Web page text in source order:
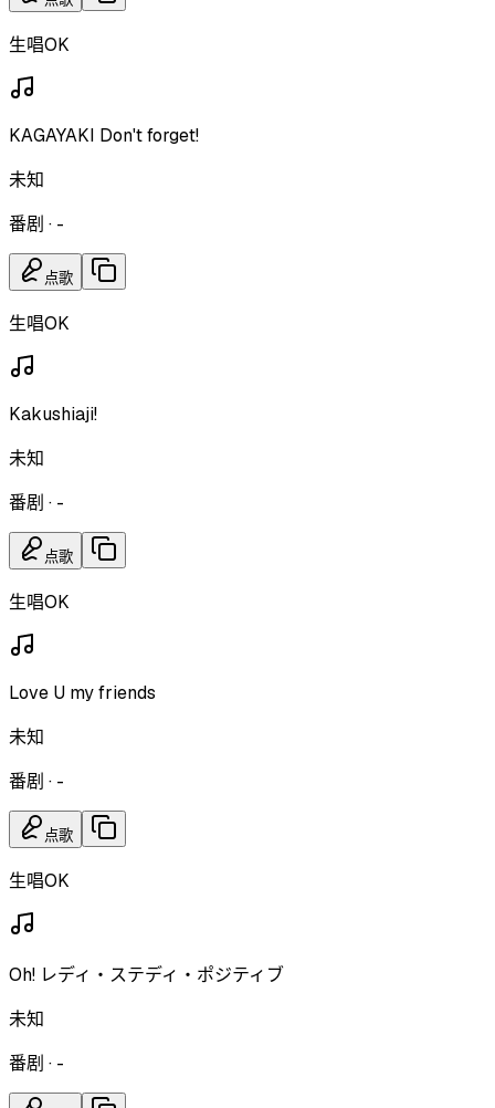
生唱OK
KAGAYAKI Don't forget!
未知
番剧 · -
点歌
生唱OK
Kakushiaji!
未知
番剧 · -
点歌
生唱OK
Love U my friends
未知
番剧 · -
点歌
生唱OK
Oh! レディ・ステディ・ポジティブ
未知
番剧 · -